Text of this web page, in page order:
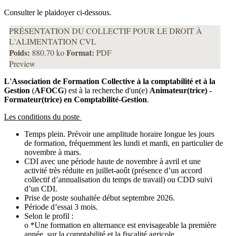
Consulter le plaidoyer ci-dessous.
PRÉSENTATION DU COLLECTIF POUR LE DROIT À
L'ALIMENTATION CVL
Poids: 880.70 koFormat: PDF
Preview
L'Association de Formation Collective à la comptabilité et à la
Gestion (AFOCG) est à la recherche d'un(e) Animateur(trice) -
Formateur(trice) en Comptabilité-Gestion.
Les conditions du poste
Temps plein. Prévoir une amplitude horaire longue les jours
de formation, fréquemment les lundi et mardi, en particulier de
novembre à mars.
CDI avec une période haute de novembre à avril et une
activité très réduite en juillet-août (présence d’un accord
collectif d’annualisation du temps de travail) ou CDD suivi
d’un CDI.
Prise de poste souhaitée début septembre 2026.
Période d’essai 3 mois.
Selon le profil :
o *Une formation en alternance est envisageable la première
année, sur la comptabilité et la fiscalité agricole.